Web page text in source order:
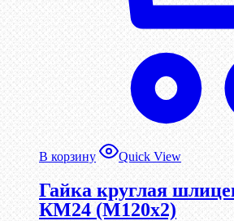
В корзину Quick View
Гайка круглая
КМ24 (М120х2)